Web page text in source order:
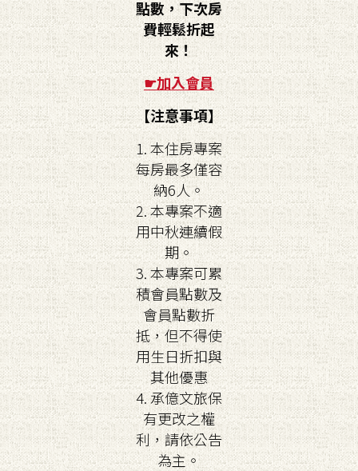
點數，下次房
費輕鬆折起
來！
☛加入會員
【注意事項】
1. 本住房專案
每房最多僅容
納6人。
2. 本專案不適
用中秋連續假
期。
3. 本專案可累
積會員點數及
會員點數折
抵，但不得使
用生日折扣與
其他優惠
4. 承億文旅保
有更改之權
利，請依公告
為主。